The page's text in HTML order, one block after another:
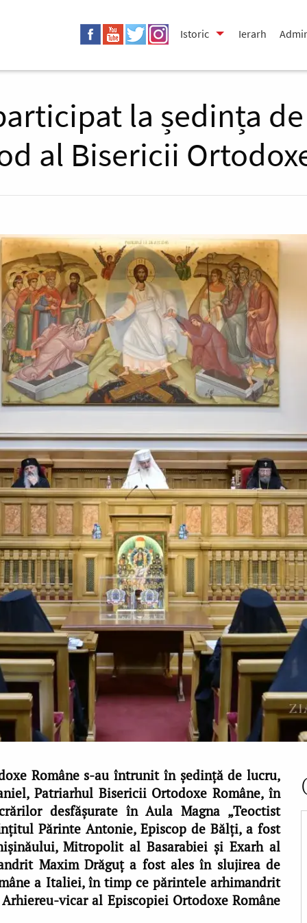
Istoric Ierarh
la ședința
al Bisericii
Române s-au întrunit în ședință de lucru,
Patriarhul Bisericii Ortodoxe Române, în
desfășurate în Aula Magna „Teoctist
Părinte Antonie, Episcop de Bălți, a fost
Mitropolit al Basarabiei și Exarh al
Maxim Drăguț a fost ales în slujirea de
a Italiei, în timp ce părintele arhimandrit
vicar al Episcopiei Ortodoxe Române